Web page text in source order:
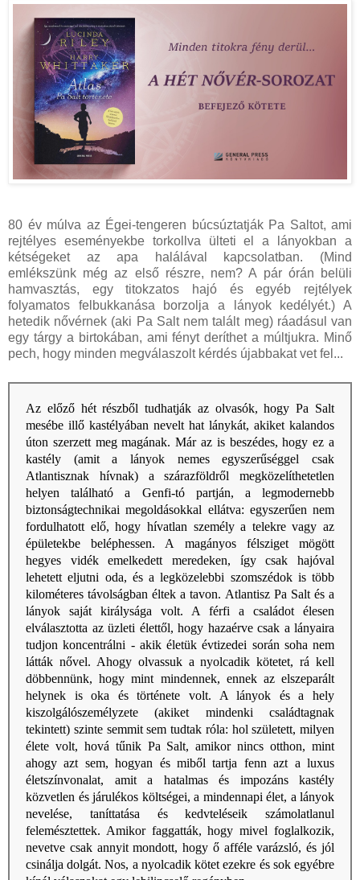
80 év múlva az Égei-tengeren búcsúztatják Pa Saltot, ami
rejtélyes eseményekbe torkollva ülteti el a lányokban a
kétségeket az apa halálával kapcsolatban. (Mind
emlékszünk még az első részre, nem? A pár órán belüli
hamvasztás, egy titokzatos hajó és egyéb rejtélyek
folyamatos felbukkanása borzolja a lányok kedélyét.) A
hetedik nővérnek (aki Pa Salt nem talált meg) ráadásul van
egy tárgy a birtokában, ami fényt deríthet a múltjukra. Minő
pech, hogy minden megválaszolt kérdés újabbakat vet fel...
Az előző hét részből tudhatják az olvasók, hogy Pa Salt
mesébe illő kastélyában nevelt hat lánykát, akiket kalandos
úton szerzett meg magának. Már az is beszédes, hogy ez a
kastély (amit a lányok nemes egyszerűséggel csak
Atlantisznak hívnak) a szárazföldről megközelíthetetlen
helyen található a Genfi-tó partján, a legmodernebb
biztonságtechnikai megoldásokkal ellátva: egyszerűen nem
fordulhatott elő, hogy hívatlan személy a telekre vagy az
épületekbe beléphessen. A magányos félsziget mögött
hegyes vidék emelkedett meredeken, így csak hajóval
lehetett eljutni oda, és a legközelebbi szomszédok is több
kilométeres távolságban éltek a tavon. Atlantisz Pa Salt és a
lányok saját királysága volt. A férfi a családot élesen
elválasztotta az üzleti élettől, hogy hazaérve csak a lányaira
tudjon koncentrálni - akik életük évtizedei során soha nem
látták nővel. Ahogy olvassuk a nyolcadik kötetet, rá kell
döbbennünk, hogy mint mindennek, ennek az elszeparált
helynek is oka és története volt. A lányok és a hely
kiszolgálószemélyzete (akiket mindenki családtagnak
tekintett) szinte semmit sem tudtak róla: hol született, milyen
élete volt, hová tűnik Pa Salt, amikor nincs otthon, mint
ahogy azt sem, hogyan és miből tartja fenn azt a luxus
életszínvonalat, amit a hatalmas és impozáns kastély
közvetlen és járulékos költségei, a mindennapi élet, a lányok
nevelése, taníttatása és kedvteléseik számolatlanul
felemésztettek. Amikor faggatták, hogy mivel foglalkozik,
nevetve csak annyit mondott, hogy ő afféle varázsló, és jól
csinálja dolgát. Nos, a nyolcadik kötet ezekre és sok egyébre